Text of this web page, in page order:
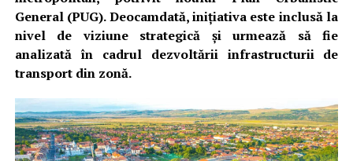
General (PUG). Deocamdată, inițiativa este inclusă la
nivel de viziune strategică și urmează să fie
analizată în cadrul dezvoltării infrastructurii de
transport din zonă.